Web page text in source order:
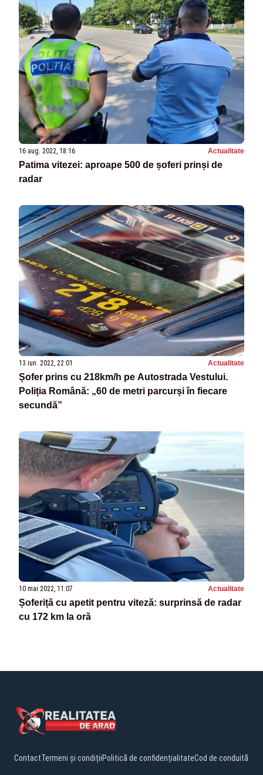
16 aug. 2022, 18:16 Actualitate
Patima vitezei: aproape 500 de șoferi prinși de
radar
13 iun. 2022, 22:01 Actualitate
Șofer prins cu 218km/h pe Autostrada Vestului.
Poliția Română: „60 de metri parcurși în fiecare
secundă”
10 mai 2022, 11:07 Actualitate
Șoferiță cu apetit pentru viteză: surprinsă de radar
cu 172 km la oră
ContactTermeni și condițiiPolitică de confidențialitateCod de conduită